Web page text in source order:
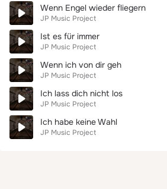
Wenn Engel wieder fliegern
JP Music Project
Ist es für immer
JP Music Project
Wenn ich von dir geh
JP Music Project
Ich lass dich nicht los
JP Music Project
Ich habe keine Wahl
JP Music Project